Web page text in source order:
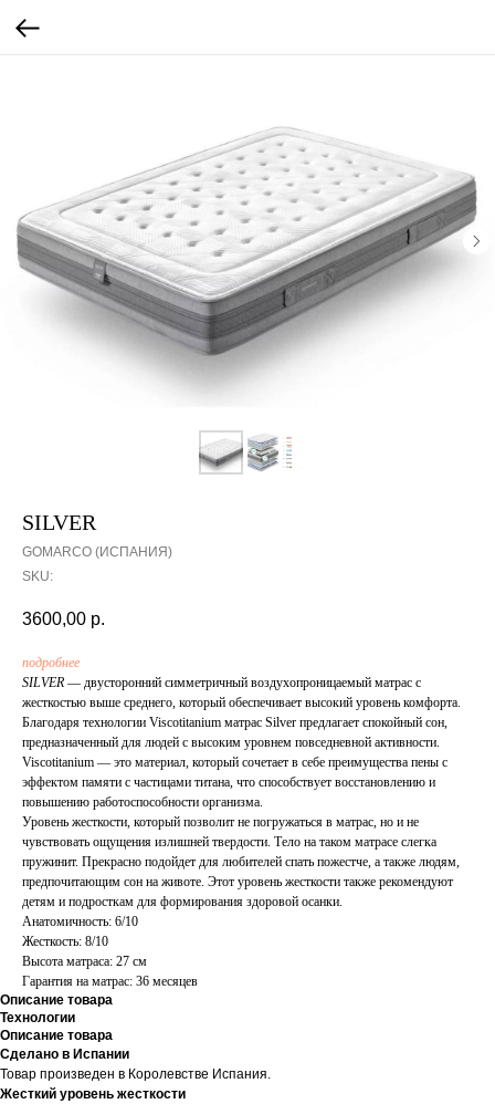
SILVER
GOMARCO (ИСПАНИЯ)
SKU:
3600,00 р.
подробнее
SILVER — двусторонний симметричный воздухопроницаемый матрас с
жесткостью выше среднего, который обеспечивает высокий уровень комфорта.
Благодаря технологии Viscotitanium матрас Silver предлагает спокойный сон,
предназначенный для людей с высоким уровнем повседневной активности.
Viscotitanium — это материал, который сочетает в себе преимущества пены с
эффектом памяти с частицами титана, что способствует восстановлению и
повышению работоспособности организма.
Уровень жесткости, который позволит не погружаться в матрас, но и не
чувствовать ощущения излишней твердости. Тело на таком матрасе слегка
пружинит. Прекрасно подойдет для любителей спать пожестче, а также людям,
предпочитающим сон на животе. Этот уровень жесткости также рекомендуют
детям и подросткам для формирования здоровой осанки.
Анатомичность: 6/10
Жесткость: 8/10
Высота матраса: 27 см
Гарантия на матрас: 36 месяцев
Описание товара
Технологии
Описание товара
Сделано в Испании
Товар произведен в Королевстве Испания.
Жесткий уровень жесткости